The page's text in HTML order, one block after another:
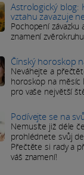
Astrologický blog:
vztahu zavazuje
Pochopení závazku
znamení
Čínský horoskop
Neváhejte a
horoskop na měsíc
pro vaše největší
Podívejte se na
Nemusíte již déle
prohlédnete svůj
Přečtěte si rady a
váš znamení!